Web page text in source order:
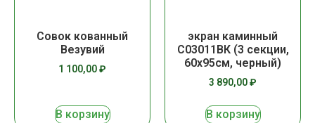
Совок кованный
Везувий
1 100,00₽
В корзину
экран каминный
С03011ВК (3 секции,
60х95см, черный)
3 890,00₽
В корзину